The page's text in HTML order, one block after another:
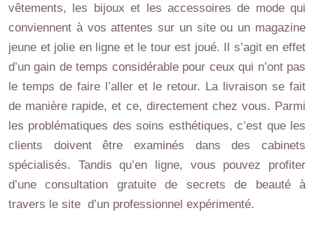
vêtements, les bijoux et les accessoires de mode qui
conviennent à vos attentes sur un site ou un magazine
jeune et jolie en ligne et le tour est joué. Il s’agit en effet
d’un gain de temps considérable pour ceux qui n’ont pas
le temps de faire l’aller et le retour. La livraison se fait
de manière rapide, et ce, directement chez vous. Parmi
les problématiques des soins esthétiques, c’est que les
clients doivent être examinés dans des cabinets
spécialisés. Tandis qu’en ligne, vous pouvez profiter
d’une consultation gratuite de secrets de beauté à
travers le site d’un professionnel expérimenté.